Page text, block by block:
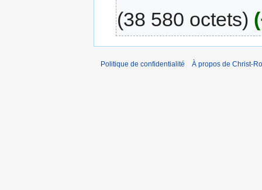
38 580 octets
Politique de confidentialité À propos de Christ-